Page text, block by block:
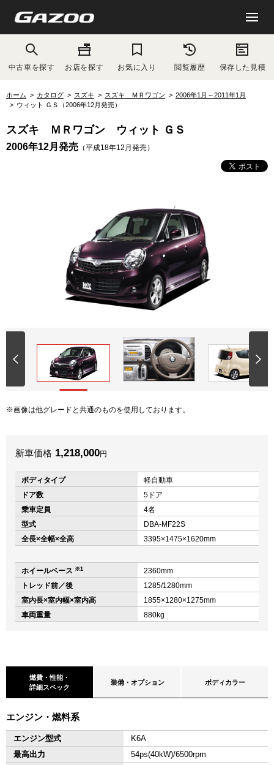
中古車を探す お店を探す お気に入り 閲覧履歴 保存した見積
ホーム カタログ スズキ スズキ ＭＲワゴン
2006年1月～2011年1月
ウィット ＧＳ（2006年12月発売）
スズキ ＭＲワゴン ウィット ＧＳ
2006年12月発売 （平成18年12月発売）
画像は他グレードと共通のものを使用しております。
新車価格 1,218,000円
ボディタイプ
軽自動車
ドア数
5ドア
乗車定員
4名
型式
DBA-MF22S
全長×全幅×全高
3395×1475×1620mm
ホイールベース ※1
2360mm
トレッド前／後
1285/1280mm
室内長×室内幅×室内高
1855×1280×1275mm
車両重量
880kg
燃費・性能・
詳細スペック
装備・オプション ボディカラー
エンジン・燃料系
エンジン型式
K6A
最高出力
54ps(40kW)/6500rpm